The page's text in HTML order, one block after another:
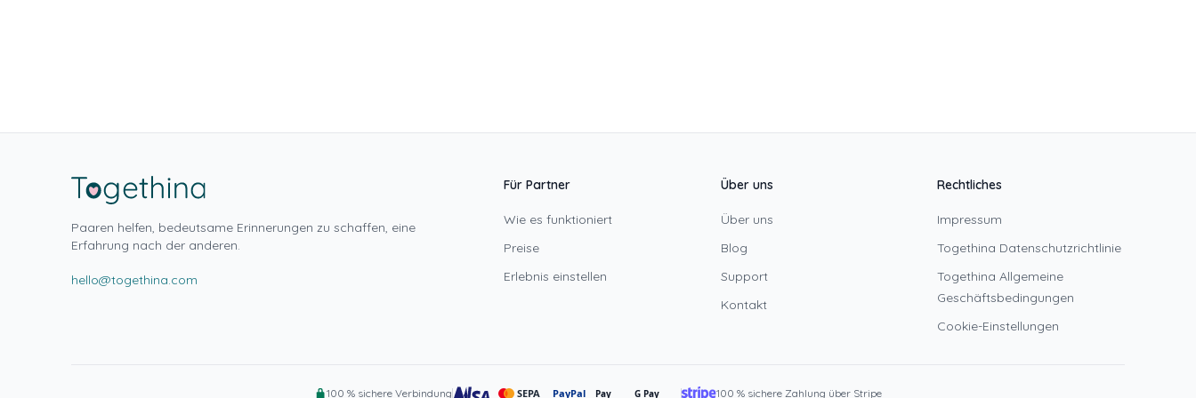
Paaren helfen, bedeutsame Erinnerungen zu schaffen, eine
Erfahrung nach der anderen.
hello@togethina.com
Für Partner
Wie es funktioniert
Preise
Erlebnis einstellen
Über uns
Über uns
Blog
Support
Kontakt
Rechtliches
Impressum
Togethina Datenschutzrichtlinie
Togethina Allgemeine
Geschäftsbedingungen
Cookie-Einstellungen
100 % sichere Verbindung SEPA PayPal Pay G Pay 100 % sichere Zahlung über Stripe